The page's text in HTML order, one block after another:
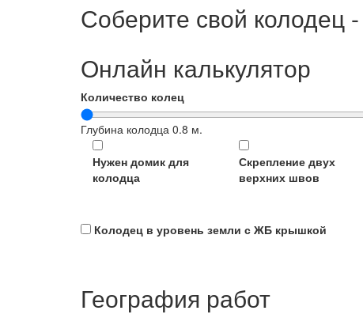
Соберите свой колодец
Онлайн калькулятор
Количество колец
Глубина колодца 0.8 м.
Нужен домик для
колодца
Скрепление двух
верхних швов
Колодец в уровень земли с ЖБ крышкой
География работ